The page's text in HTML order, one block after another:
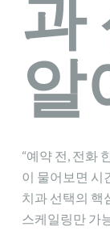
과
알
“예약 전, 전화
이 물어보면 시
치과 선택의 핵
스케일링만 가